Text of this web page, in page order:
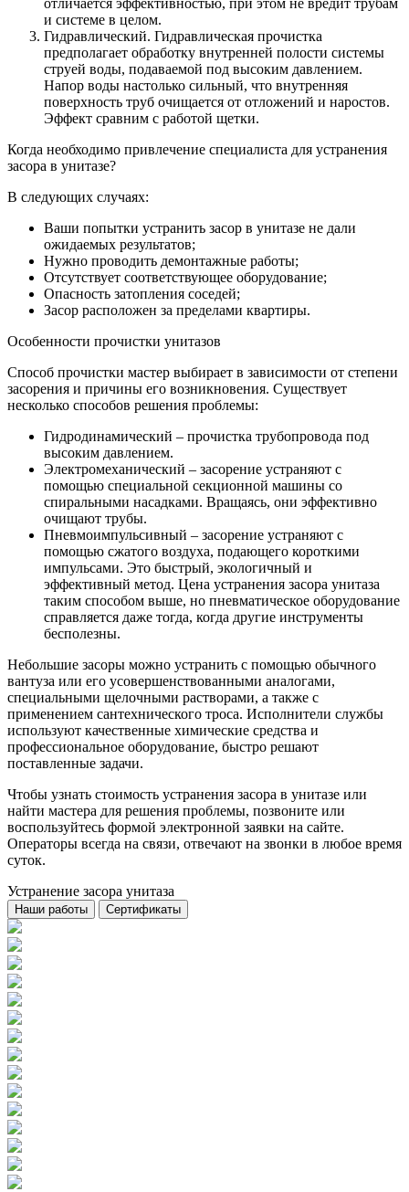
отличается эффективностью, при этом не вредит трубам
и системе в целом.
Гидравлический. Гидравлическая прочистка
предполагает обработку внутренней полости системы
струей воды, подаваемой под высоким давлением.
Напор воды настолько сильный, что внутренняя
поверхность труб очищается от отложений и наростов.
Эффект сравним с работой щетки.
Когда необходимо привлечение специалиста для устранения
засора в унитазе?
В следующих случаях:
Ваши попытки устранить засор в унитазе не дали
ожидаемых результатов;
Нужно проводить демонтажные работы;
Отсутствует соответствующее оборудование;
Опасность затопления соседей;
Засор расположен за пределами квартиры.
Особенности прочистки унитазов
Способ прочистки мастер выбирает в зависимости от степени
засорения и причины его возникновения. Существует
несколько способов решения проблемы:
Гидродинамический – прочистка трубопровода под
высоким давлением.
Электромеханический – засорение устраняют с
помощью специальной секционной машины со
спиральными насадками. Вращаясь, они эффективно
очищают трубы.
Пневмоимпульсивный – засорение устраняют с
помощью сжатого воздуха, подающего короткими
импульсами. Это быстрый, экологичный и
эффективный метод. Цена устранения засора унитаза
таким способом выше, но пневматическое оборудование
справляется даже тогда, когда другие инструменты
бесполезны.
Небольшие засоры можно устранить с помощью обычного
вантуза или его усовершенствованными аналогами,
специальными щелочными растворами, а также с
применением сантехнического троса. Исполнители службы
используют качественные химические средства и
профессиональное оборудование, быстро решают
поставленные задачи.
Чтобы узнать стоимость устранения засора в унитазе или
найти мастера для решения проблемы, позвоните или
воспользуйтесь формой электронной заявки на сайте.
Операторы всегда на связи, отвечают на звонки в любое время
суток.
Устранение засора унитаза
Наши работы Сертификаты